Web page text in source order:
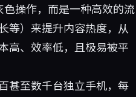
操作，而是一种高效的流
等）来提升内容热度，从
高、效率低，且极易被平
甚至数千台独立手机，每